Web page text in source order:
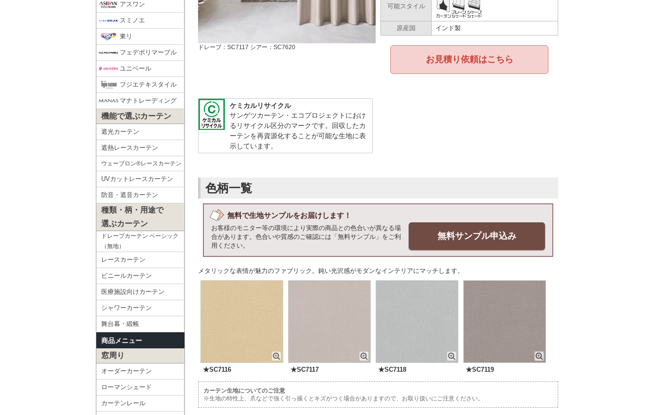
アスワン
スミノエ
東リ
フェデポリマーブル
ユニベール
フジエテキスタイル
マナトレーディング
機能で選ぶカーテン
遮光カーテン
遮熱レースカーテン
ウェーブロン®レースカーテン
UVカットレースカーテン
防音・遮音カーテン
種類・柄・用途で
選ぶカーテン
ドレープカーテン ベーシック
（無地）
レースカーテン
ビニールカーテン
医療施設向けカーテン
シャワーカーテン
舞台幕・緞帳
商品メニュー
窓周り
オーダーカーテン
ローマンシェード
カーテンレール
ドレープ：SC7117 シアー：SC7620
可能スタイル
原産国 インド製
お見積り依頼はこちら
ケミカルリサイクル
サンゲツカーテン・エコプロジェクトにおけ
るリサイクル区分のマークです。回収したカ
ーテンを再資源化することが可能な生地に表
示しています。
色柄一覧
無料で生地サンプルをお届けします！
お客様のモニター等の環境により実際の商品との色合いが異なる場
合があります。色合いや質感のご確認には「無料サンプル」をご利
用ください。
無料サンプル申込み
メタリックな表情が魅力のファブリック。鈍い光沢感がモダンなインテリアにマッチします。
★SC7116 ★SC7117 ★SC7118 ★SC7119
カーテン生地についてのご注意
※生地の特性上、爪などで強く引っ掻くとキズがつく場合がありますので、お取り扱いにご注意ください。